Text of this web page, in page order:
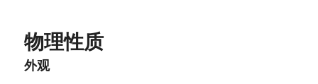
物理性质
外观